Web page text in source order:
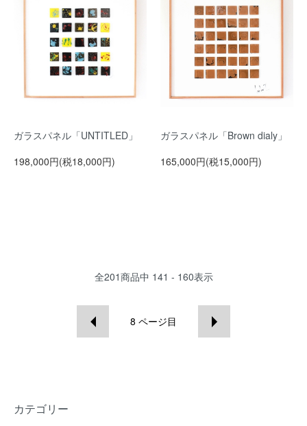
ガラスパネル「UNTITLED」
198,000円(税18,000円)
ガラスパネル「Brown dialy」
165,000円(税15,000円)
全201商品中 141 - 160表示
8 ページ目
カテゴリー